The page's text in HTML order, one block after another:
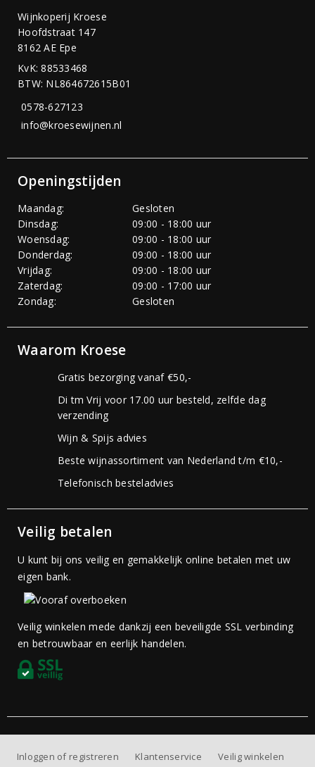
Wijnkoperij Kroese
Hoofdstraat 147
8162 AE Epe
KvK: 88533468
BTW: NL864672615B01
0578-627123
info@kroesewijnen.nl
Openingstijden
Maandag:
Gesloten
Dinsdag:
09:00 - 18:00 uur
Woensdag:
09:00 - 18:00 uur
Donderdag:
09:00 - 18:00 uur
Vrijdag:
09:00 - 18:00 uur
Zaterdag:
09:00 - 17:00 uur
Zondag:
Gesloten
Waarom Kroese
Gratis bezorging vanaf €50,-
Di tm Vrij voor 17.00 uur besteld, zelfde dag
verzending
Wijn & Spijs advies
Beste wijnassortiment van Nederland t/m €10,-
Telefonisch besteladvies
Veilig betalen
U kunt bij ons veilig en gemakkelijk online betalen met uw
eigen bank.
Veilig winkelen mede dankzij een beveiligde SSL verbinding
en betrouwbaar en eerlijk handelen.
Inloggen of registreren Klantenservice Veilig winkelen